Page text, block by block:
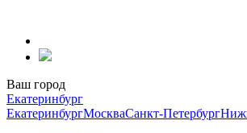
содержанию
Ваш город
Екатеринбург
ЕкатеринбургМоскваСанкт-Петербург